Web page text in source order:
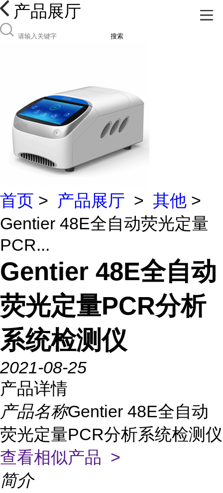
产品展厅
搜索
首页 > 产品展厅 > 其他 >
Gentier 48E全自动荧光定量
PCR...
Gentier 48E全自动
荧光定量PCR分析
系统检测仪
2021-08-25
产品详情
产品名称Gentier 48E全自动
荧光定量PCR分析系统检测仪
查看相似产品 >
简介